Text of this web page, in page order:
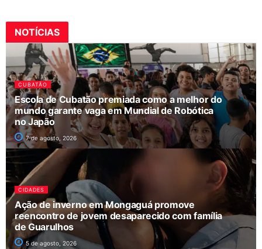
NOTÍCIAS
CUBATÃO
Escola de Cubatão premiada como a melhor do
mundo garante vaga em Mundial de Robótica
no Japão
7 de agosto, 2026
CIDADES
Ação de inverno em Mongaguá promove
reencontro de jovem desaparecido com família
de Guarulhos
5 de agosto, 2026